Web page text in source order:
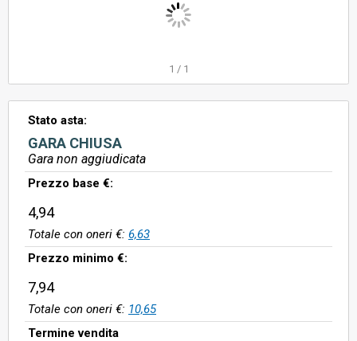
1 / 1
Stato asta:
GARA CHIUSA
Gara non aggiudicata
Prezzo base €:
4,94
Totale con oneri €: 6,63
Prezzo minimo €:
7,94
Totale con oneri €: 10,65
Termine vendita